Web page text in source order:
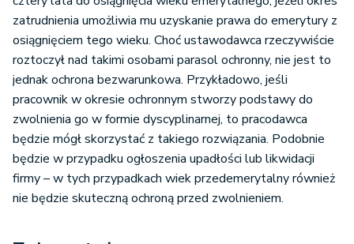
zatrudnienia umożliwia mu uzyskanie prawa do emerytury z
osiągnięciem tego wieku. Choć ustawodawca rzeczywiście
roztoczył nad takimi osobami parasol ochronny, nie jest to
jednak ochrona bezwarunkowa. Przykładowo, jeśli
pracownik w okresie ochronnym stworzy podstawy do
zwolnienia go w formie dyscyplinarnej, to pracodawca
będzie mógł skorzystać z takiego rozwiązania. Podobnie
będzie w przypadku ogłoszenia upadłości lub likwidacji
firmy – w tych przypadkach wiek przedemerytalny również
nie będzie skuteczną ochroną przed zwolnieniem.